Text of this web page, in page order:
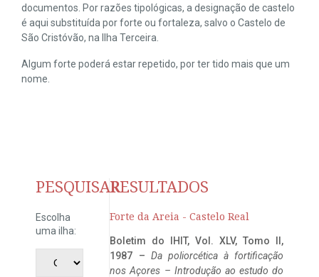
documentos. Por razões tipológicas, a designação de castelo
é aqui substituída por forte ou fortaleza, salvo o Castelo de
São Cristóvão, na Ilha Terceira.
Algum forte poderá estar repetido, por ter tido mais que um
nome.
PESQUISAR
Escolha
uma ilha:
RESULTADOS
Forte da Areia - Castelo Real
Boletim do IHIT, Vol. XLV, Tomo II,
1987 – Da poliorcética à fortificação
nos Açores – Introdução ao estudo do